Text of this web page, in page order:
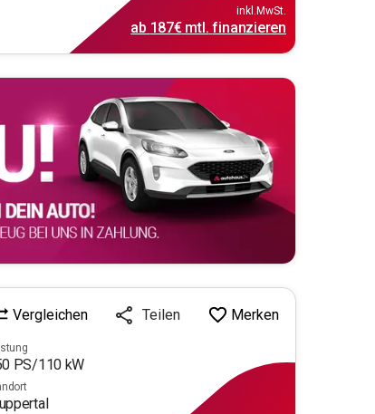
inkl.MwSt.
ab 187€mtl. finanzieren
Vergleichen Teilen Merken
PS/110 kW